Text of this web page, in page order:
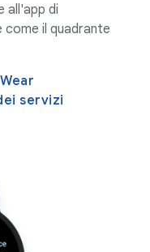
all'app di
come il quadrante
servizi